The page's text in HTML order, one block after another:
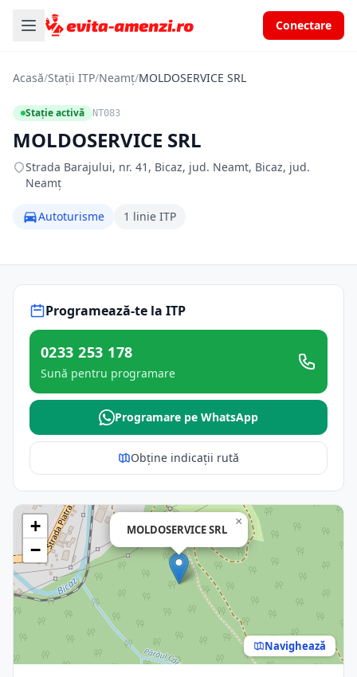
Conectare
Acasă/Stații ITP/Neamț/MOLDOSERVICE SRL
Stație activă NT083
MOLDOSERVICE SRL
Strada Barajului, nr. 41, Bicaz, jud. Neamt, Bicaz, jud.
Neamț
Autoturisme 1 linie ITP
Programează-te la ITP
0233 253 178
Sună pentru programare
Programare pe WhatsApp
Obține indicații rută
MOLDOSERVICE SRL
×
+
−
Navighează